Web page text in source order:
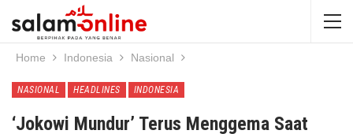
Home Indonesia Nasional
NASIONAL HEADLINES INDONESIA
‘Jokowi Mundur’ Terus Menggema Saat